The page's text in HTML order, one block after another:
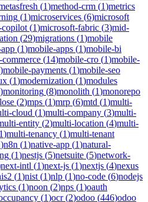
(1)method-crm (1)metrics
(1)microservices (6)microsoft
copilot (1)microsoft-fabric (3)mid-
(29)migrations (1)mobile
(1)mobile-apps (1)mobile-bi
(14)mobile-cro (1)mobile-
)mobile-payments (1)mobile-seo
(1)modernization (1)modules
)monitoring (8)monolith (1)monorepo
(2)mps (1)mrp (6)mtd (1)multi-
cloud (1)multi-company (3)multi-
entity (2)multi-location (4)multi-
1)multi-tenancy (1)multi-tenant
)n8n (1)native-app (1)natural-
(1)nestjs (5)netsuite (5)network-
next-intl (1)next-js (1)nextjs (4)nexus
(1)nist (1)nlp (1)no-code (6)nodejs
(1)noon (2)nps (1)oauth
(1)ocr(2)odoo (446)odoo